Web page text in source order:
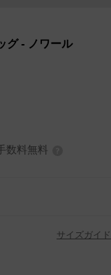
グ- ノワール
数料無料
サイズガイド